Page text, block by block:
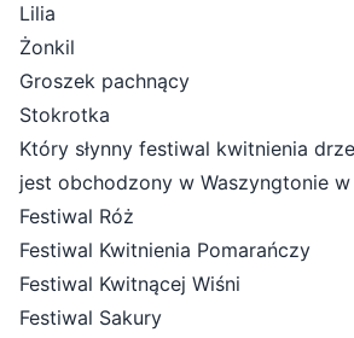
Lilia
Żonkil
Groszek pachnący
Stokrotka
Który słynny festiwal kwitnienia
jest obchodzony w Waszyngtonie
Festiwal Róż
Festiwal Kwitnienia Pomarańczy
Festiwal Kwitnącej Wiśni
Festiwal Sakury